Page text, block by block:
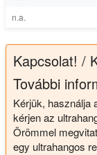
n.a.
Kapcsolat! /
További
Kérjük, használja
kérjen az
Örömmel
egy ultrahangos